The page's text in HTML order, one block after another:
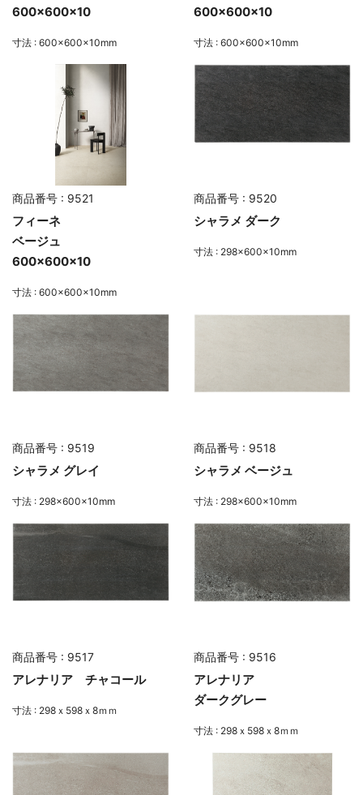
600×600×10
寸法 : 600×600×10mm
600×600×10
寸法 : 600×600×10mm
商品番号 : 9521
フィーネ
ベージュ
600×600×10
寸法 : 600×600×10mm
商品番号 : 9520
シャラメ ダーク
寸法 : 298×600×10mm
商品番号 : 9519
シャラメ グレイ
寸法 : 298×600×10mm
商品番号 : 9518
シャラメ ベージュ
寸法 : 298×600×10mm
商品番号 : 9517
アレナリア チャコール
寸法 : 298ｘ598ｘ8ｍｍ
商品番号 : 9516
アレナリア
ダークグレー
寸法 : 298ｘ598ｘ8ｍｍ